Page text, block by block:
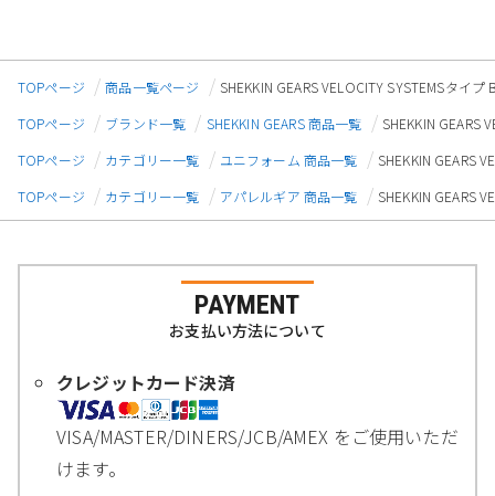
TOPページ 商品一覧ページ
SHEKKIN GEARS VELOCITY SYSTEMSタイ
TOPページ
ブランド一覧 SHEKKIN GEARS 商品一覧
SHEKKIN GEARS
TOPページ
カテゴリー一覧 ユニフォーム 商品一覧
SHEKKIN GEARS
TOPページ
カテゴリー一覧 アパレルギア 商品一覧 SHEKKIN GEARS
PAYMENT
お支払い方法について
クレジットカード決済
VISA/MASTER/DINERS/JCB/AMEX をご使用いただ
けます。